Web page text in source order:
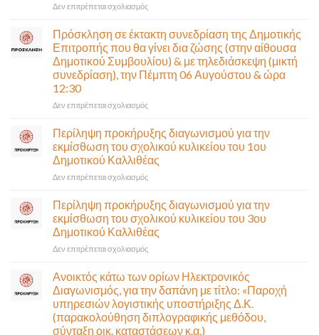
Δεν επιτρέπεται σχολιασμόςστο
κυκλοφορία
η
Παλαιά
Παραλιακή
Ποσειδώνος)
10
Αυγούστου-
Ένα
αναγκαίο
σημαντικό
έργο
υποδομής
ολοκληρώθηκε
Πρόσκληση σε έκτακτη συνεδρίαση της Δημοτικής
Επιτροπής που θα γίνει δια ζώσης (στην αίθουσα
Δημοτικού Συμβουλίου) & με τηλεδιάσκεψη (μικτή
συνεδρίαση), την Πέμπτη 06 Αυγούστου & ώρα
12:30
Δεν επιτρέπεται σχολιασμόςστο
σε
έκτακτη
συνεδρίαση
της
Δημοτικής
που
θα
γίνει
δια
ζώσης
αίθουσα
Δημοτικού
Συμβουλίου)
&
με
Περίληψη προκήρυξης διαγωνισμού για την
εκμίσθωση του σχολικού κυλικείου του 1ου
Δημοτικού Καλλιθέας
Δεν επιτρέπεται σχολιασμόςστο
προκήρυξης
διαγωνισμού
για
την
εκμίσθωση
σχολικού
κυλικείου
του
1ου
Δημοτικού
Περίληψη προκήρυξης διαγωνισμού για την
εκμίσθωση του σχολικού κυλικείου του 3ου
Δημοτικού Καλλιθέας
Δεν επιτρέπεται σχολιασμόςστο
προκήρυξης
διαγωνισμού
για
την
εκμίσθωση
του
Ανοικτός κάτω των ορίων Ηλεκτρονικός
Διαγωνισμός, για την δαπάνη με τίτλο: «Παροχή
υπηρεσιών λογιστικής υποστήριξης Δ.Κ.
(παρακολούθηση διπλογραφικής μεθόδου,
σύνταξη οικ. καταστάσεων κ.α.)